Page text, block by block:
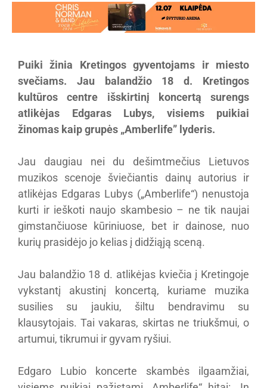
Puiki žinia Kretingos gyventojams ir miesto
svečiams. Jau balandžio 18 d. Kretingos
kultūros centre išskirtinį koncertą surengs
atlikėjas Edgaras Lubys, visiems puikiai
žinomas kaip grupės „Amberlife” lyderis.
Jau daugiau nei du dešimtmečius Lietuvos
muzikos scenoje šviečiantis dainų autorius ir
atlikėjas Edgaras Lubys („Amberlife“) nenustoja
kurti ir ieškoti naujo skambesio – ne tik naujai
gimstančiuose kūriniuose, bet ir dainose, nuo
kurių prasidėjo jo kelias į didžiąją sceną.
Jau balandžio 18 d. atlikėjas kviečia į Kretingoje
vykstantį akustinį koncertą, kuriame muzika
susilies su jaukiu, šiltu bendravimu su
klausytojais. Tai vakaras, skirtas ne triukšmui, o
artumui, tikrumui ir gyvam ryšiui.
Edgaro Lubio koncerte skambės ilgaamžiai,